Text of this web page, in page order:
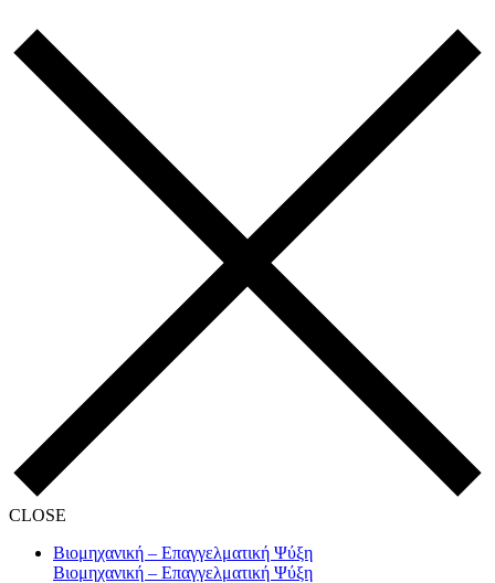
CLOSE
Βιομηχανική – Επαγγελματική Ψύξη
Βιομηχανική – Επαγγελματική Ψύξη